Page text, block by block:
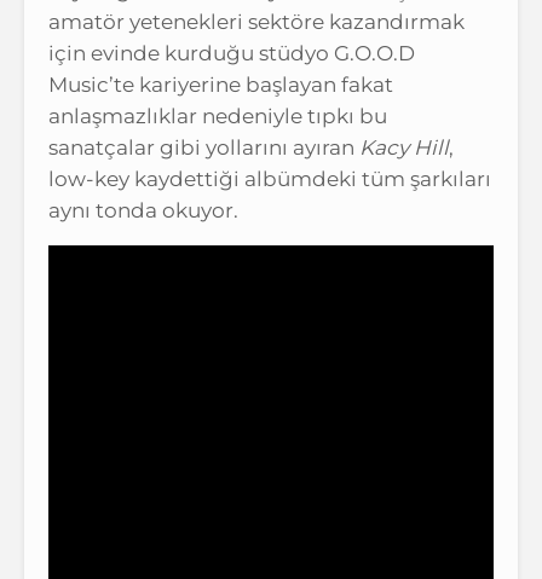
amatör yetenekleri sektöre kazandırmak
için evinde kurduğu stüdyo G.O.O.D
Music’te kariyerine başlayan fakat
anlaşmazlıklar nedeniyle tıpkı bu
sanatçalar gibi yollarını ayıran Kacy Hill,
low-key kaydettiği albümdeki tüm şarkıları
aynı tonda okuyor.